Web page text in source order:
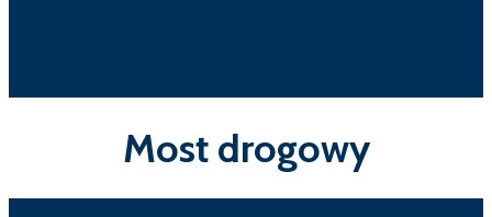
Most drogowy